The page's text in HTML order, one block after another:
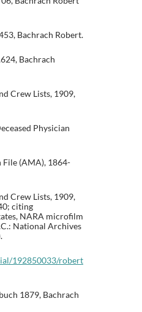
Bachrach Robert.
Bachrach
Crew Lists, 1909,
Physician
File (AMA), 1864-
Crew Lists, 1909,
citing
NARA microfilm
National Archives
192850033/robert
1879, Bachrach